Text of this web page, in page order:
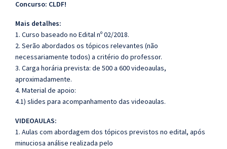
Concurso: CLDF!
Mais detalhes:
1. Curso baseado no Edital nº 02/2018.
2. Serão abordados os tópicos relevantes (não
necessariamente todos) a critério do professor.
3. Carga horária prevista: de 500 a 600 videoaulas,
aproximadamente.
4. Material de apoio:
4.1) slides para acompanhamento das videoaulas.
VIDEOAULAS:
1. Aulas com abordagem dos tópicos previstos no edital, após
minuciosa análise realizada pelo